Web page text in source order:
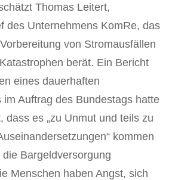
Thomas Leitert,
des Unternehmens KomRe, das
von Stromausfällen
berät. Ein Bericht
eines dauerhaften
im Auftrag des Bundestags hatte
dass es „zu Unmut und teils zu
kommen
Bargeldversorgung
Menschen haben Angst, sich